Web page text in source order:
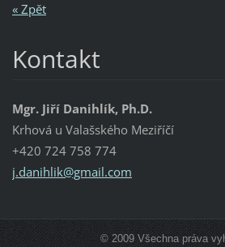
« Zpět
Kontakt
Mgr. Jiří Danihlík, Ph.D.
Krhová u Valašského Meziříčí
+420 724 758 774
j.danihlik@gmail.com
© 2009 Všechna práva